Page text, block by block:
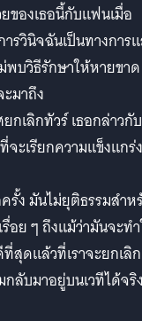
ของเธอนี้กับแฟนเมื่อ
รวินิจฉันเป็นทางการ
พบวิธีรักษาให้หายขาด
มาถึง
เลิกทัวร์ เธอกล่าวกับ
ะเรียกความแข็งแกร่ง
รั้ง มันไม่ยุติธรรมสำห
ย ๆ ถึงแม้ว่ามันจะท
สุดแล้วที่เราจะยกเลิก
ลับมาอยู่บนเวทีได้จริ